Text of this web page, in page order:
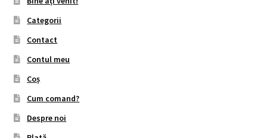
Categorii
Contact
Contul meu
Coș
Cum comand?
Despre noi